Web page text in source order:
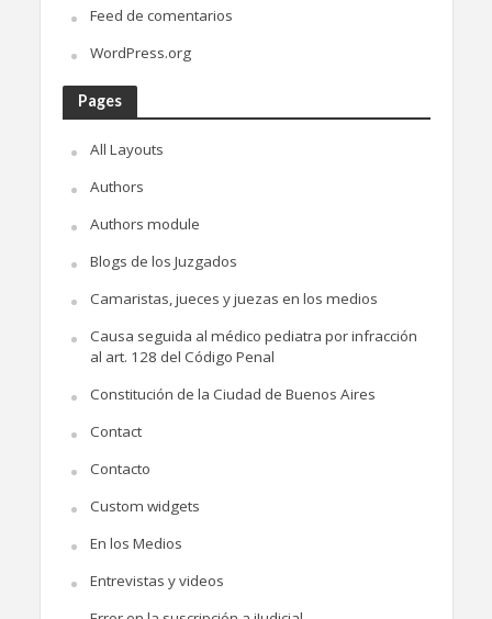
Feed de comentarios
WordPress.org
Pages
All Layouts
Authors
Authors module
Blogs de los Juzgados
Camaristas, jueces y juezas en los medios
Causa seguida al médico pediatra por infracción
al art. 128 del Código Penal
Constitución de la Ciudad de Buenos Aires
Contact
Contacto
Custom widgets
En los Medios
Entrevistas y videos